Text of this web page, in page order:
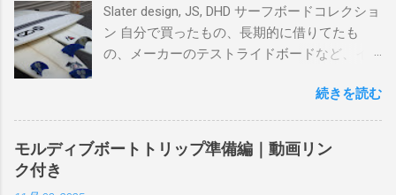
Slater design, JS, DHD サーフボードコレクショ
ン 自分で買ったもの、長期的に借りてたも
の、メーカーのテストライドボードなど、イ
を書き残しているページです。 記録と残して
るので、過去のボードたちはもうすでに人に
譲って、手元に無いのがほとんどだけど。 色
んなサーフボードに乗って、サーフィンの世
続きを読む
モルディブボートトリップ準備編｜動画リン
ク付き